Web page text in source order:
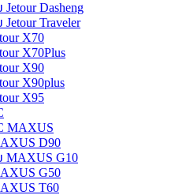
Dasheng
Traveler
X70
X70Plus
X90
X90plus
X95
MAXUS
D90
G10
G50
T60